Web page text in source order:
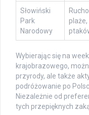
Słowiński
Park
Narodowy
Wybierając się na
krajobrazowego,
przyrody, ale także
podróżowanie po
Niezależnie od
tych przepięknych